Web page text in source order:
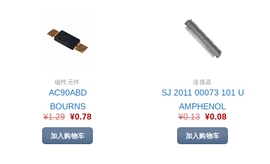
磁性元件
AC90ABD
BOURNS
¥1.29 ¥0.78
加入购物车
连接器
SJ 2011 00073 101 U
AMPHENOL
¥0.13 ¥0.08
加入购物车